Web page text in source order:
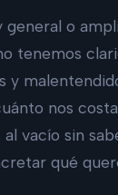
o
tenemos
y
nos
vacío sin
qué